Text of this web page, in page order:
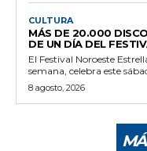
CULTURA
MÁS DE 20.000
DE UN DÍA DEL
El Festival Noroeste
semana, celebra este
8 agosto, 2026